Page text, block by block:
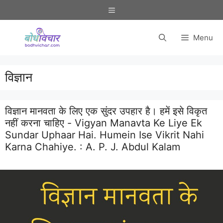
to
Menu
Menu
विज्ञान
विज्ञान मानवता के लिए एक सुंदर उपहार है। हमें इसे विकृत
नहीं करना चाहिए - Vigyan Manavta Ke Liye Ek
Sundar Uphaar Hai. Humein Ise Vikrit Nahi
Karna Chahiye. : A. P. J. Abdul Kalam